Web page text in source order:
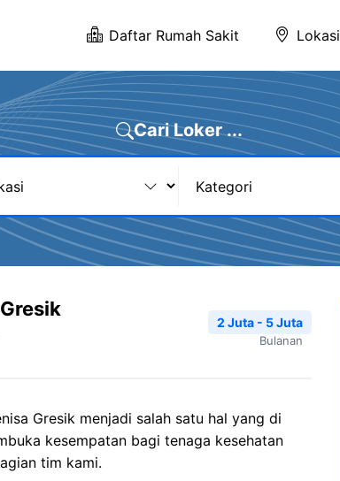
Daftar Rumah Sakit Lokasi
Cari Loker ...
2 Juta - 5 Juta
Bulanan
Gresik menjadi salah satu hal yang di
kesempatan bagi tenaga kesehatan
tim kami.